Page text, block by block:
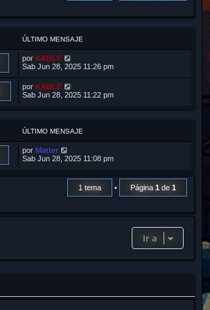
ÚLTIMO MENSAJE
por KABLE
Sab Jun 28, 2025 11:26 pm
por KABLE
Sab Jun 28, 2025 11:22 pm
ÚLTIMO MENSAJE
por Matter
Sab Jun 28, 2025 11:08 pm
1 tema • Página 1 de 1
Ir a